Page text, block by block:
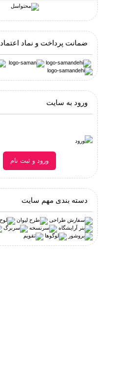
ضمانت پرداخت و نماد اعتماد
ورود به سایت
ورود و ثبت نام
دسته بندی مهم سایت